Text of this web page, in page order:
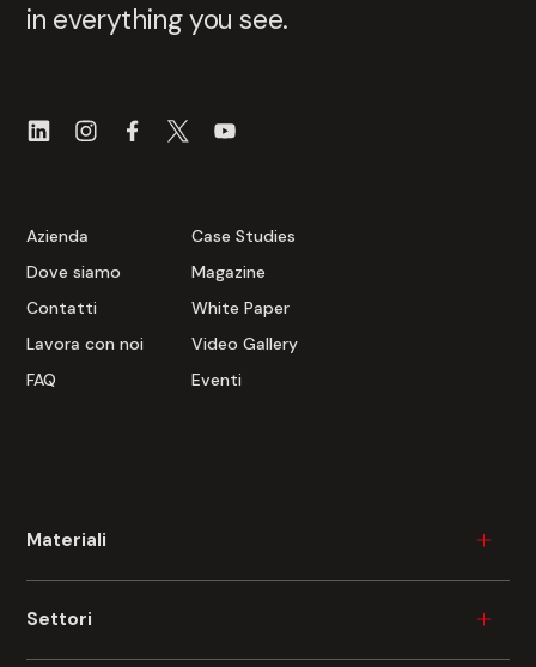
in everything you see.
Azienda
Dove siamo
Contatti
Lavora con noi
FAQ
Case Studies
Magazine
White Paper
Video Gallery
Eventi
Materiali
Legno
Settori